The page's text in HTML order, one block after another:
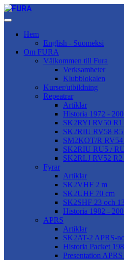
Hem
English - Suomeksi
Om FURA
Välkommen till Fura
Verksamheter
Klubblokalen
Kurser/utbildning
Repeatrar
Artiklar
Historia 1972 -
SK2RYI RV50 R1
SK2RIU RV58 R5
SM2KOT/R RV54
SK2RIU RU5 /
SK2RLJ RV52 R2
Fyrar
Artiklar
SK2VHF 2 m
SK2UHF 70 cm
SK2SHF 23 och
Historia 1982 -
APRS
Artiklar
SK2AT-2 APRS-
Historia Packet
Presentation